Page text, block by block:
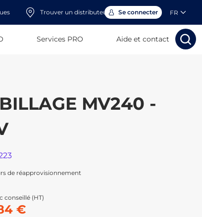
Trouver un distributeur Se connecter FR
Services PRO Aide et contact
RechercherRechercher
MV240 -
de réapprovisionnement
conseillé (HT)
€